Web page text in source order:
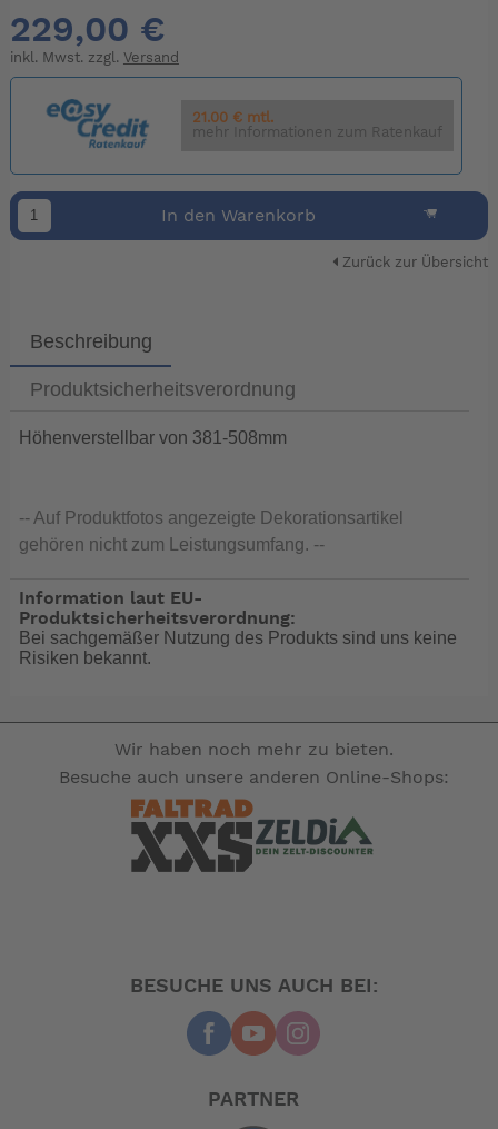
229,00 €
inkl. Mwst. zzgl. Versand
21.00 € mtl.
mehr Informationen zum Ratenkauf
In den Warenkorb
Zurück zur Übersicht
Beschreibung
Produktsicherheitsverordnung
Höhenverstellbar von 381-508mm
-- Auf Produktfotos angezeigte Dekorationsartikel
gehören nicht zum Leistungsumfang. --
Information laut EU-
Produktsicherheitsverordnung:
Bei sachgemäßer Nutzung des Produkts sind uns keine
Risiken bekannt.
Wir haben noch mehr zu bieten.
Besuche auch unsere anderen Online-Shops:
BESUCHE UNS AUCH BEI:
PARTNER